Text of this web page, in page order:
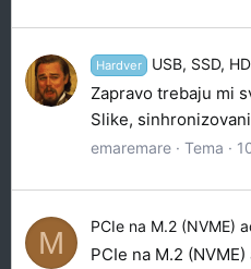
Hardver USB, SSD,
Zapravo trebaju mi
Slike,
emaremare Tema
M PCIe na M.2 (NVME)
PCIe na M.2